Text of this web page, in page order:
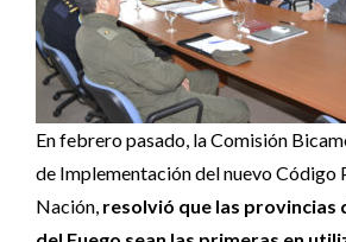
En febrero pasado, la Comisión
de Implementación del nuevo Código
Nación, resolvió que las provincias